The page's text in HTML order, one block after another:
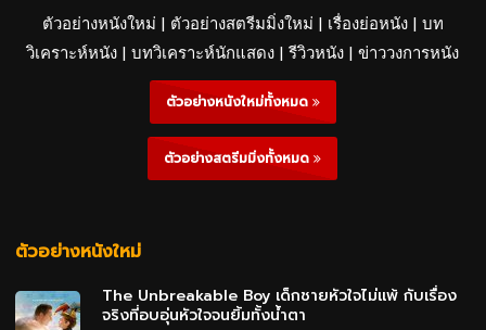
ตัวอย่างหนังใหม่ | ตัวอย่างสตรีมมิ่งใหม่ | เรื่องย่อหนัง | บท
วิเคราะห์หนัง | บทวิเคราะห์นักแสดง | รีวิวหนัง | ข่าววงการหนัง
ตัวอย่างหนังใหม่ทั้งหมด
ตัวอย่างสตรีมมิ่งทั้งหมด
ตัวอย่างหนังใหม่
The Unbreakable Boy เด็กชายหัวใจไม่แพ้ กับเรื่อง
จริงที่อบอุ่นหัวใจจนยิ้มทั้งน้ำตา